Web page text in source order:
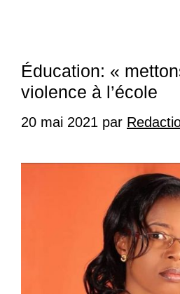
Éducation: «
violence à l’école
20 mai 2021 par